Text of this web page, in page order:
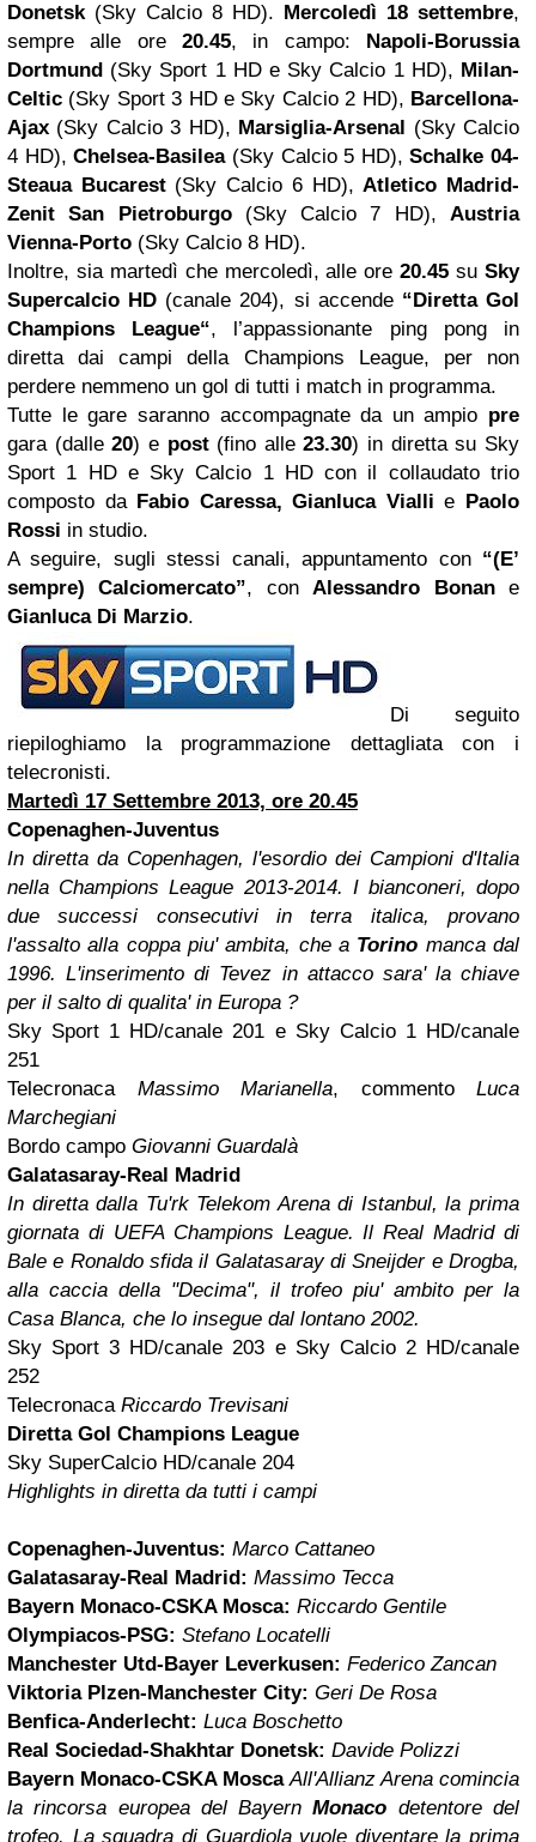
Donetsk(Sky Calcio 8 HD). Mercoledì 18 settembre,
sempre alle ore 20.45, in campo: Napoli-Borussia
Dortmund (Sky Sport 1 HD e Sky Calcio 1 HD), Milan-
Celtic (Sky Sport 3 HD e Sky Calcio 2 HD), Barcellona-
Ajax (Sky Calcio 3 HD), Marsiglia-Arsenal (Sky Calcio
4 HD),Chelsea-Basilea(Sky Calcio 5 HD),Schalke 04-
Steaua Bucarest(Sky Calcio 6 HD),Atletico Madrid-
Zenit San Pietroburgo(Sky Calcio 7 HD),Austria
Vienna-Porto (Sky Calcio 8 HD).
Inoltre, sia martedì che mercoledì, alle ore20.45su Sky
Supercalcio HD (canale 204), si accende“Diretta Gol
Champions League“, l’appassionante ping pong in
diretta dai campi della Champions League, per non
perdere nemmeno un gol di tutti i match in programma.
Tutte le gare saranno accompagnate da un ampio pre
gara (dalle20) e post (fino alle23.30) in diretta su Sky
Sport 1 HD e Sky Calcio 1 HD con il collaudato trio
composto daFabio Caressa, Gianluca Vialli e Paolo
Rossi in studio.
A seguire, sugli stessi canali, appuntamento con “(E’
sempre) Calciomercato”, conAlessandro Bonane
Gianluca Di Marzio.
Di seguito
riepiloghiamo la programmazione dettagliata con i
telecronisti.
Martedì 17 Settembre 2013, ore 20.45
Copenaghen-Juventus
In diretta da Copenhagen, l'esordio dei Campioni d'Italia
nella Champions League 2013-2014. I bianconeri, dopo
due successi consecutivi in terra italica, provano
l'assalto alla coppa piu' ambita, che a Torino manca dal
1996. L'inserimento di Tevez in attacco sara' la chiave
per il salto di qualita' in Europa ?
Sky Sport 1 HD/canale 201 e Sky Calcio 1 HD/canale
251
Telecronaca Massimo Marianella, commento Luca
Marchegiani
Bordo campo Giovanni Guardalà
Galatasaray-Real Madrid
In diretta dalla Tu'rk Telekom Arena di Istanbul, la prima
giornata di UEFA Champions League. Il Real Madrid di
Bale e Ronaldo sfida il Galatasaray di Sneijder e Drogba,
alla caccia della "Decima", il trofeo piu' ambito per la
Casa Blanca, che lo insegue dal lontano 2002.
Sky Sport 3 HD/canale 203 e Sky Calcio 2 HD/canale
252
Telecronaca Riccardo Trevisani
Diretta Gol Champions League
Sky SuperCalcio HD/canale 204
Highlights in diretta da tutti i campi
Copenaghen-Juventus: Marco Cattaneo
Galatasaray-Real Madrid: Massimo Tecca
Bayern Monaco-CSKA Mosca: Riccardo Gentile
Olympiacos-PSG: Stefano Locatelli
Manchester Utd-Bayer Leverkusen: Federico Zancan
Viktoria Plzen-Manchester City: Geri De Rosa
Benfica-Anderlecht: Luca Boschetto
Real Sociedad-Shakhtar Donetsk: Davide Polizzi
Bayern Monaco-CSKA Mosca All'Allianz Arena comincia
la rincorsa europea del BayernMonaco detentore del
trofeo. La squadra di Guardiola vuole diventare la prima